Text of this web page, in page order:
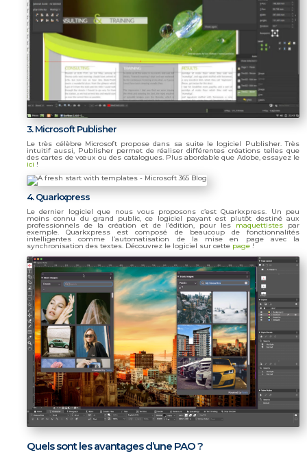
3. Microsoft Publisher
Le très célèbre Microsoft propose dans sa suite le logiciel Publisher. Très
intuitif aussi, Publisher permet de réaliser différentes créations telles que
des cartes de vœux ou des catalogues. Plus abordable que Adobe, essayez le
ici !
4. Quarkxpress
Le dernier logiciel que nous vous proposons c’est Quarkxpress. Un peu
moins connu du grand public, ce logiciel payant est plutôt destiné aux
professionnels de la création et de l’édition, pour les maquettistes par
exemple. Quarkxpress est composé de beaucoup de fonctionnalités
intelligentes comme l’automatisation de la mise en page avec la
synchronisation des textes. Découvrez le logiciel sur cette page !
Quels sont les avantages d’une PAO ?